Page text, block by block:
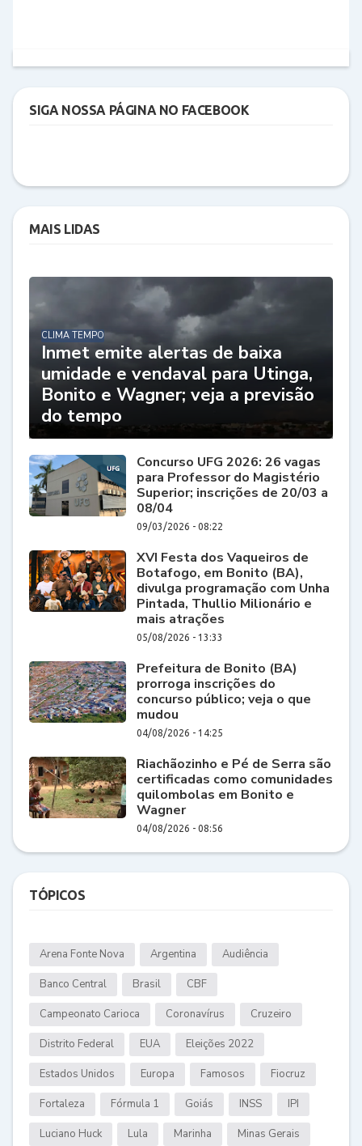
SIGA NOSSA PÁGINA NO FACEBOOK
MAIS LIDAS
CLIMA TEMPO
Inmet emite alertas de baixa
umidade e vendaval para Utinga,
Bonito e Wagner; veja a previsão
do tempo
Concurso UFG 2026: 26 vagas
para Professor do Magistério
Superior; inscrições de 20/03 a
08/04
09/03/2026 - 08:22
XVI Festa dos Vaqueiros de
Botafogo, em Bonito (BA),
divulga programação com Unha
Pintada, Thullio Milionário e
mais atrações
05/08/2026 - 13:33
Prefeitura de Bonito (BA)
prorroga inscrições do
concurso público; veja o que
mudou
04/08/2026 - 14:25
Riachãozinho e Pé de Serra são
certificadas como comunidades
quilombolas em Bonito e
Wagner
04/08/2026 - 08:56
TÓPICOS
Arena Fonte Nova Argentina Audiência
Banco Central Brasil CBF
Campeonato Carioca Coronavírus Cruzeiro
Distrito Federal EUA Eleições 2022
Estados Unidos Europa Famosos Fiocruz
Fortaleza Fórmula 1 Goiás INSS IPI
Luciano Huck Lula Marinha Minas Gerais